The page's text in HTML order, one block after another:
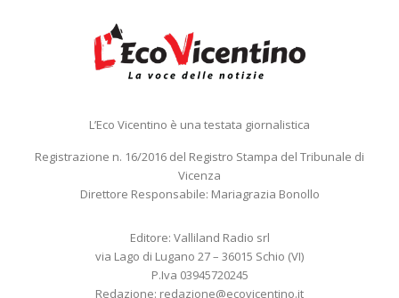
L’Eco Vicentino è una testata giornalistica
Registrazione n. 16/2016 del Registro Stampa del Tribunale di
Vicenza
Direttore Responsabile: Mariagrazia Bonollo
Editore: Valliland Radio srl
via Lago di Lugano 27 – 36015 Schio (VI)
P.Iva 03945720245
Redazione: redazione@ecovicentino.it